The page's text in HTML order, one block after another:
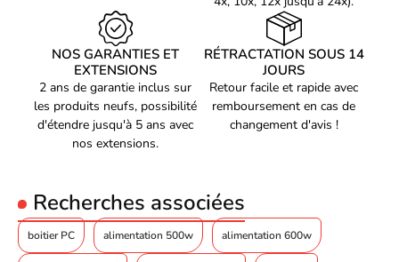
4260052189368
Référence produit
01200991
Référence constructeur
BN331
Voir produits be quiet!
Voir les alimentation be quiet!
NOS GARANTIES ET
EXTENSIONS
2 ans de garantie inclus sur
les produits neufs, possibilité
d'étendre jusqu'à 5 ans avec
nos extensions.
RÉTRACTATION SOUS 14
JOURS
Retour facile et rapide avec
remboursement en cas de
changement d'avis !
Recherches associées
boitier PC alimentation 500w alimentation 600w